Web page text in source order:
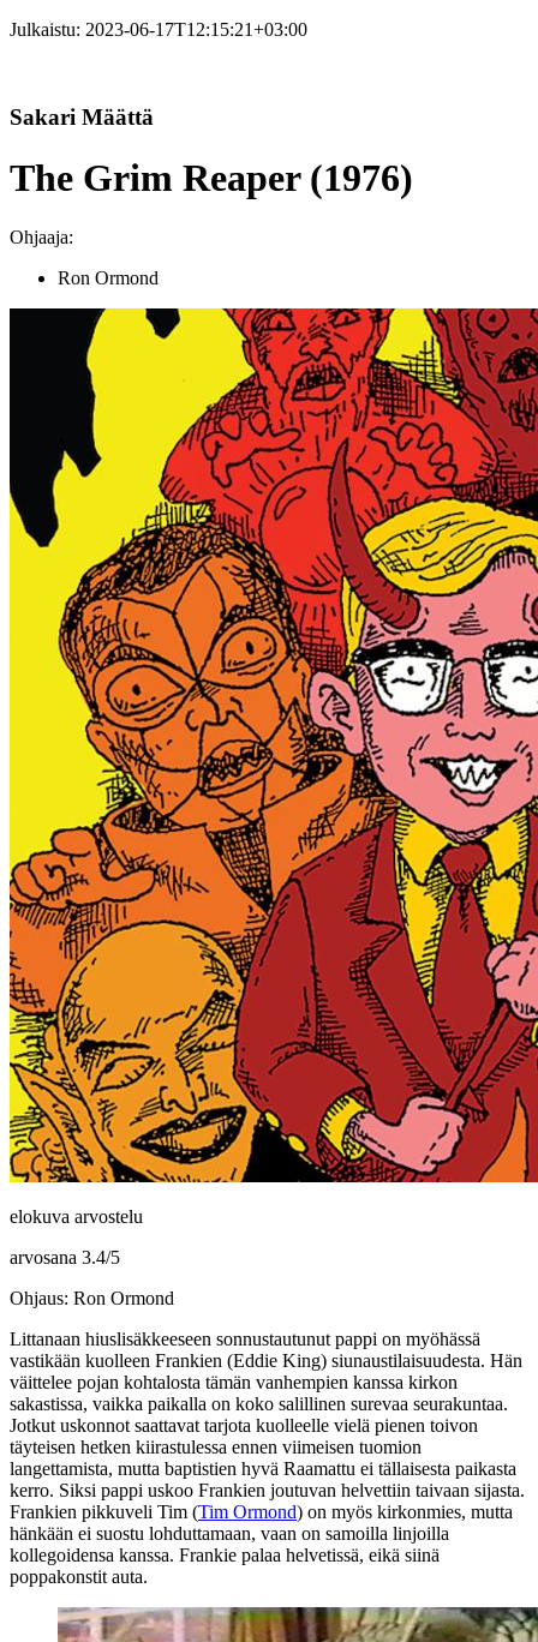
Julkaistu: 2023-06-17T12:15:21+03:00
Sakari Määttä
The Grim Reaper (1976)
Ohjaaja:
Ron Ormond
elokuva arvostelu
arvosana 3.4/5
Ohjaus: Ron Ormond
Littanaan hiuslisäkkeeseen sonnustautunut pappi on myöhässä
vastikään kuolleen Frankien (Eddie King) siunaustilaisuudesta. Hän
väittelee pojan kohtalosta tämän vanhempien kanssa kirkon
sakastissa, vaikka paikalla on koko salillinen surevaa seurakuntaa.
Jotkut uskonnot saattavat tarjota kuolleelle vielä pienen toivon
täyteisen hetken kiirastulessa ennen viimeisen tuomion
langettamista, mutta baptistien hyvä Raamattu ei tällaisesta paikasta
kerro. Siksi pappi uskoo Frankien joutuvan helvettiin taivaan sijasta.
Frankien pikkuveli Tim (Tim Ormond) on myös kirkonmies, mutta
hänkään ei suostu lohduttamaan, vaan on samoilla linjoilla
kollegoidensa kanssa. Frankie palaa helvetissä, eikä siinä
poppakonstit auta.